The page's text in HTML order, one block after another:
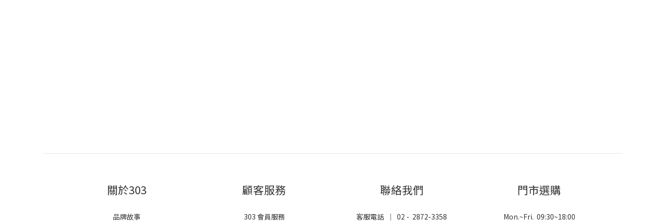
關於303
品牌故事
顧客服務
303 會員服務
聯絡我們
客服電話 ｜ 02 - 2872-3358
門市選購
Mon.~Fri. 09:30~18:00